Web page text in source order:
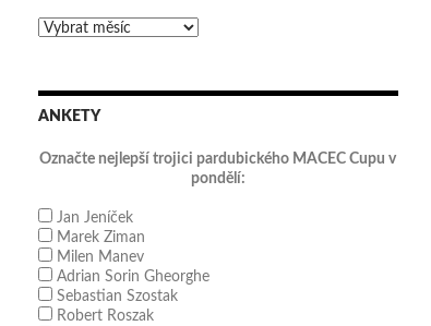
Archivy
ANKETY
Označte nejlepší trojici pardubického MACEC Cupu v
pondělí:
Jan Jeníček
Marek Ziman
Milen Manev
Adrian Sorin Gheorghe
Sebastian Szostak
Robert Roszak